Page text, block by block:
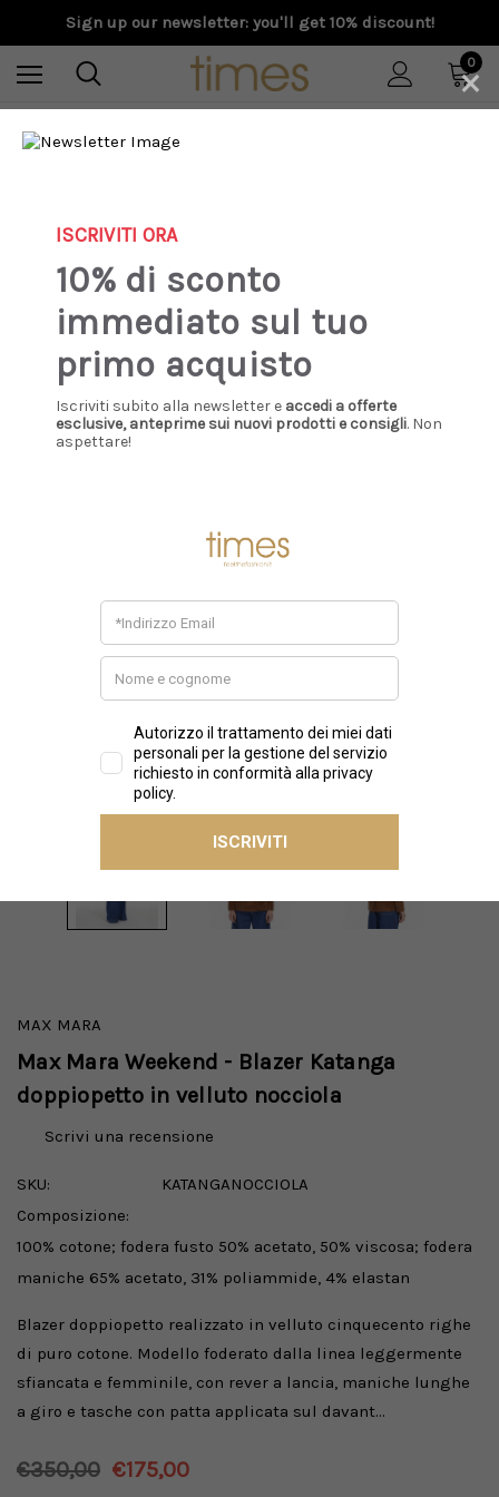
Sign up our newsletter: you'll get 10% discount!
0
Home Special Prices
MAX MARA
Max Mara Weekend - Blazer Katanga
doppiopetto in velluto nocciola
Scrivi una recensione
SKU:
KATANGANOCCIOLA
Composizione:
100% cotone; fodera fusto 50% acetato, 50% viscosa; fodera
maniche 65% acetato, 31% poliammide, 4% elastan
Blazer doppiopetto realizzato in velluto cinquecento righe
di puro cotone. Modello foderato dalla linea leggermente
sfiancata e femminile, con rever a lancia, maniche lunghe
a giro e tasche con patta applicata sul davant…
€350,00 €175,00
×
ISCRIVITI ORA
10% di sconto
immediato sul tuo
primo acquisto
Iscriviti subito alla newsletter e accedi a offerte
esclusive, anteprime sui nuovi prodotti e consigli. Non
aspettare!